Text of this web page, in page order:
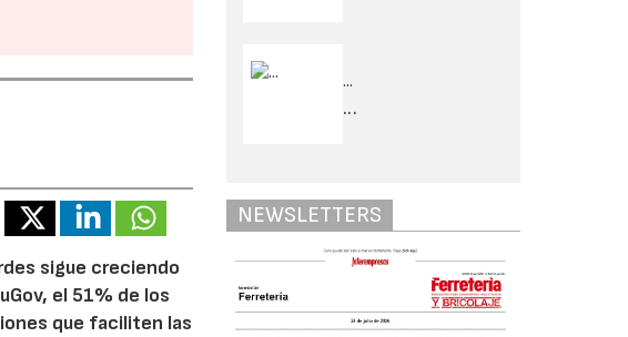
sigue creciendo
el 51% de los
que faciliten las
...
...
NEWSLETTERS